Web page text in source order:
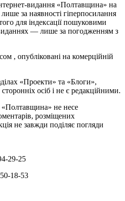
видання «Полтавщина» на
за наявності гіперпосилання
для індексації пошуковими
— лише за погодженням з
, опубліковані на комерційній
«Проекти» та «Блоги»,
осіб і не є редакційними.
«Полтавщина» не несе
розміщених
не завжди поділяє погляди
29-25
18-53